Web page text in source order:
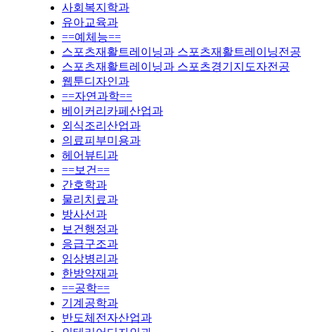
사회복지학과
유아교육과
==예체능==
스포츠재활트레이닝과 스포츠재활트레이닝전공
스포츠재활트레이닝과 스포츠경기지도자전공
웹툰디자인과
==자연과학==
베이커리카페산업과
외식조리산업과
의료피부미용과
헤어뷰티과
==보건==
간호학과
물리치료과
방사선과
보건행정과
응급구조과
임상병리과
한방약재과
==공학==
기계공학과
반도체전자산업과